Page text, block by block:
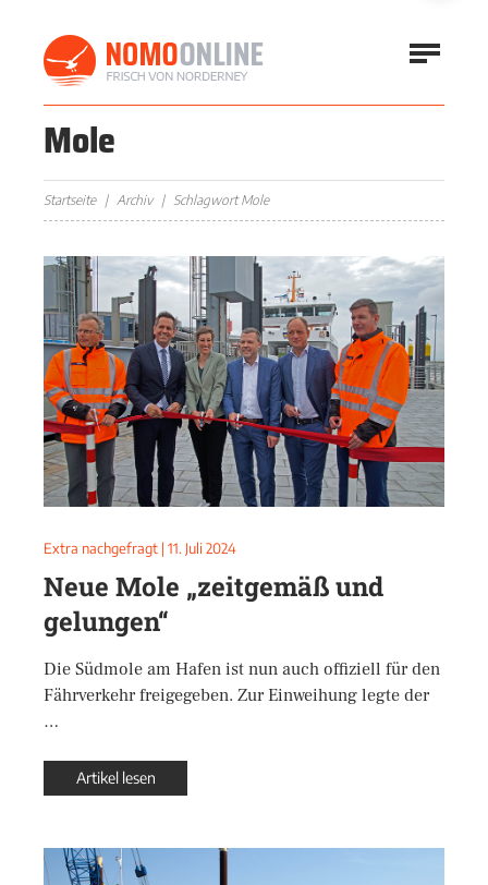
Mole
Startseite Archiv Schlagwort Mole
Extra nachgefragt | 11. Juli 2024
Neue Mole „zeitgemäß und
gelungen“
Die Südmole am Hafen ist nun auch offiziell für den
Fährverkehr freigegeben. Zur Einweihung legte der
…
Artikel lesen